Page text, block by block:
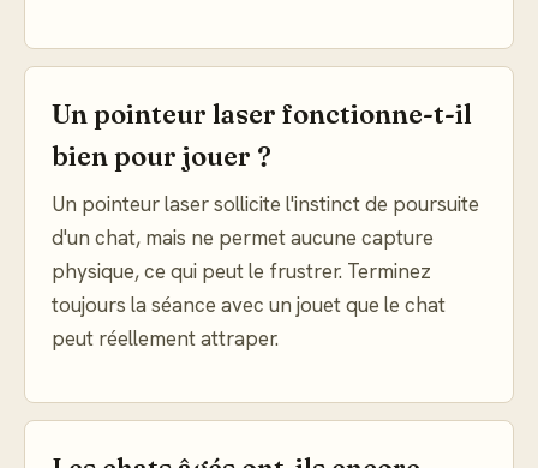
Un pointeur laser fonctionne-t-il
bien pour jouer ?
Un pointeur laser sollicite l'instinct de poursuite
d'un chat, mais ne permet aucune capture
physique, ce qui peut le frustrer. Terminez
toujours la séance avec un jouet que le chat
peut réellement attraper.